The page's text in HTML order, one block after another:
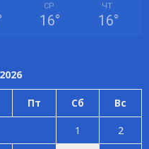
СР
16°
ЧТ
16°
Пт Сб Вс
1
2